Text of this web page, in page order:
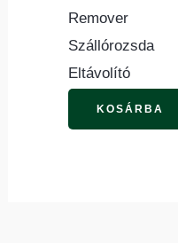
Remover
Szállórozsda
Eltávolító
KOSÁRBA